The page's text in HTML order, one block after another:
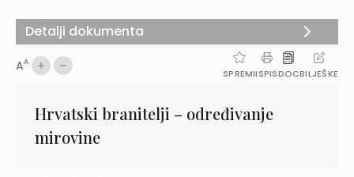
AA
SPREMIISPISDOCBILJEŠKE
Hrvatski branitelji – određivanje
mirovine
Detalji dokumenta